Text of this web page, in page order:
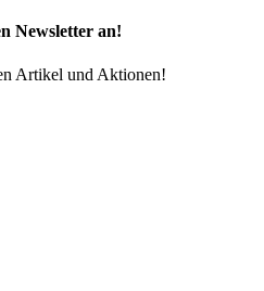
Newsletter an!
Artikel und Aktionen!